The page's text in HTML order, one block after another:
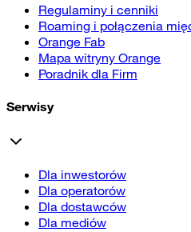
Regulaminy i cenniki
Roaming i połączenia
Orange Fab
Mapa witryny Orange
Poradnik dla Firm
Serwisy
Dla inwestorów
Dla operatorów
Dla dostawców
Dla mediów